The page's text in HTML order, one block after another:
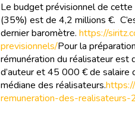
Le budget prévisionnel de
(35%) est de 4,2 millions €.
dernier baromètre. https://
previsionnels/Pour la
rémunération du réalisateur
d’auteur et 45 000 € de salaire
médiane des réalisateurs.
remuneration-des-realisateurs-